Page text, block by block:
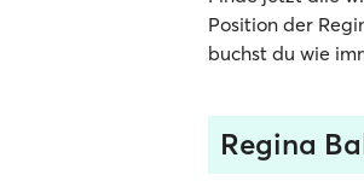
Position der
buchst du wie
Regina